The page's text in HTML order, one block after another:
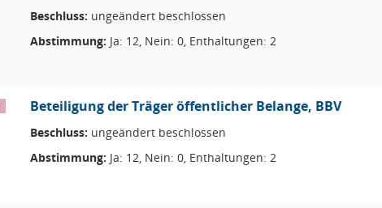
Beschluss: ungeändert beschlossen
Abstimmung: Ja: 12, Nein: 0, Enthaltungen: 2
Beteiligung der Träger öffentlicher Belange, BBV
Beschluss: ungeändert beschlossen
Abstimmung: Ja: 12, Nein: 0, Enthaltungen: 2